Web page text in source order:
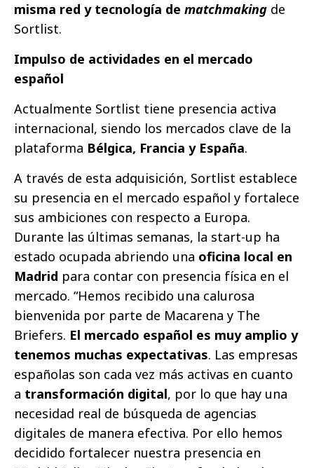
misma red y tecnología de matchmaking de
Sortlist.
Impulso de actividades en el mercado
español
Actualmente Sortlist tiene presencia activa
internacional, siendo los mercados clave de la
plataforma Bélgica, Francia y España.
A través de esta adquisición, Sortlist establece
su presencia en el mercado español y fortalece
sus ambiciones con respecto a Europa.
Durante las últimas semanas, la start-up ha
estado ocupada abriendo una oficina local en
Madrid para contar con presencia física en el
mercado. “Hemos recibido una calurosa
bienvenida por parte de Macarena y The
Briefers. El mercado español es muy amplio y
tenemos muchas expectativas. Las empresas
españolas son cada vez más activas en cuanto
a transformación digital, por lo que hay una
necesidad real de búsqueda de agencias
digitales de manera efectiva. Por ello hemos
decidido fortalecer nuestra presencia en